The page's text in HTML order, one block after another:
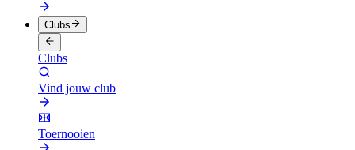
Clubs
Clubs
Vind jouw club
Toernooien